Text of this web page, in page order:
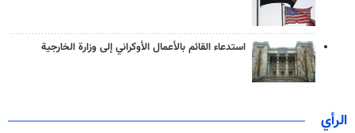
استدعاء القائم بالأعمال الأوكراني إلى وزارة الخارجية
الرأي